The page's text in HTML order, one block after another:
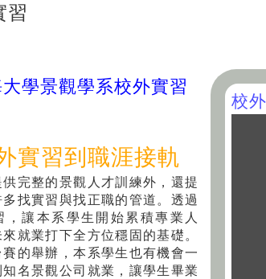
習
校
學景觀學系校外實習
實習到職涯接軌
完整的景觀人才訓練外，還提
找實習與找正職的管道。透過
，讓本系學生開始累積專業人
就業打下全方位穩固的基礎。
的舉辦，本系學生也有機會一
名景觀公司就業，讓學生畢業